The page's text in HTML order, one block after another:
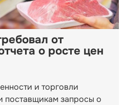
от
о росте цен
и торговли
поставщикам запросы о